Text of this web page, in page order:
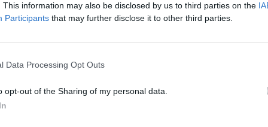
This information may also be disclosed by us to third parties on the
Participants that may further disclose it to other third parties.
Data Processing Opt Outs
opt-out of the Sharing of my personal data.